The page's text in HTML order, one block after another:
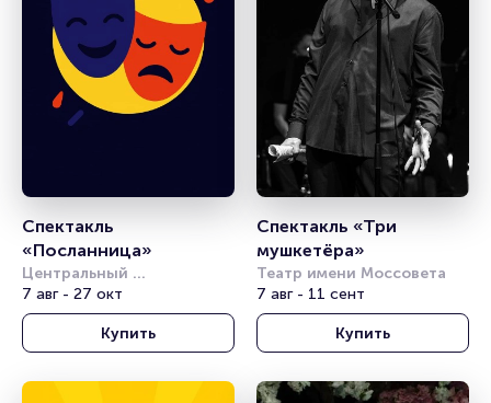
Спектакль
«Посланница»
Центральный
академический театр
Российской Армии
7 авг - 27 окт
Купить
Спектакль «Три
мушкетёра»
Театр имени Моссовета
7 авг - 11 сент
Купить